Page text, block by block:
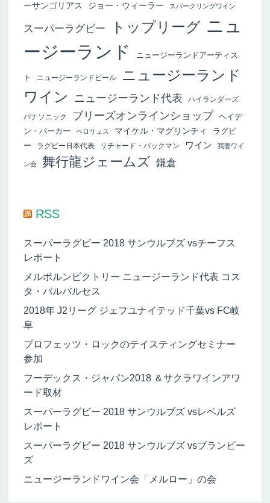
ーサンゴリアス
ジョー・ウィーラー スパークリングワイン
スーパーラグビー トップリーグ ニュ
ージーランド
ニュージーランドアーティス
ト ニュージーランドビール
ニュージーランド
ワイン
ニュージーランド代表 ハイランダーズ
パナソニック ブリーズオンラインショップ ヘイデ
ン・パーカー
ペロリュス マイケル・マグリンチィ
ラグビ
ー
ラグビー日本代表 リチャード・バックマン ワイン 我妻ワイ
ン会 舞行龍ジェームズ 鎌倉
RSS
スーパーラグビー 2018 サンウルブズ vsチーフス
レポート
メルボルンビクトリー ニュージーランド代表 コス
タ・バルバルセス
2018年 J2リーグ ジェフユナイテッド千葉vs FC岐
阜
プロフェッツ・ロックのテイスティングセミナー
参加
フーデックス・ジャパン2018 ＆サクラワインアワ
ード取材
スーパーラグビー 2018 サンウルブズ vsレベルズ
レポート
スーパーラグビー 2018 サンウルブズ vsブランビー
ズ
ニュージーランドワイン会「メルロー」の会